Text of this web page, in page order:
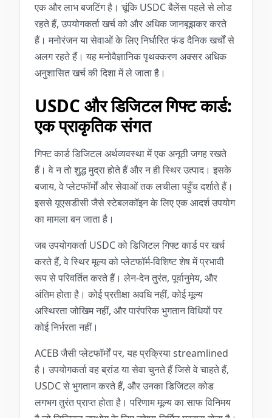
एक और लाभ बजटिंग है। चूंकि USDC बैलेंस पहले से लोड
रहते हैं, उपयोगकर्ता खर्च को और अधिक जानबूझकर करते
हैं। मनोरंजन या सेवाओं के लिए निर्धारित फंड दैनिक खर्चों से
अलग रहते हैं। यह मनोवैज्ञानिक पृथक्करण अक्सर अधिक
अनुशासित खर्च की दिशा में ले जाता है।
USDC और डिजिटल गिफ्ट कार्ड:
एक प्राकृतिक संगत
गिफ्ट कार्ड डिजिटल अर्थव्यवस्था में एक अनूठी जगह रखते
हैं। वे न तो शुद्ध मुद्रा होते हैं और न ही स्थिर उत्पाद। इसके
बजाय, वे प्लेटफॉर्मों और सेवाओं तक लचीला पहुँच दर्शाते हैं।
इससे यूएसडीसी जैसे स्टेबलकॉइन के लिए एक आदर्श उपयोग
का मामला बन जाता है।
जब उपयोगकर्ता USDC को डिजिटल गिफ्ट कार्ड पर खर्च
करते हैं, वे स्थिर मूल्य को प्लेटफॉर्म-विशिष्ट शेष में प्रभावी
रूप से परिवर्तित करते हैं। लेन-देन तुरंत, पूर्वानुमेय, और
अंतिम होता है। कोई प्रतीक्षा अवधि नहीं, कोई मूल्य
अस्थिरता जोखिम नहीं, और पारंपरिक भुगतान विधियों पर
कोई निर्भरता नहीं।
ACEB जैसी प्लेटफॉर्मों पर, यह प्रक्रिया streamlined
है। उपयोगकर्ता वह ब्रांड या सेवा चुनते हैं जिसे वे चाहते हैं,
USDC से भुगतान करते हैं, और उनका डिजिटल कोड
लगभग तुरंत प्राप्त होता है। परिणाम मूल्य का साफ विनिमय